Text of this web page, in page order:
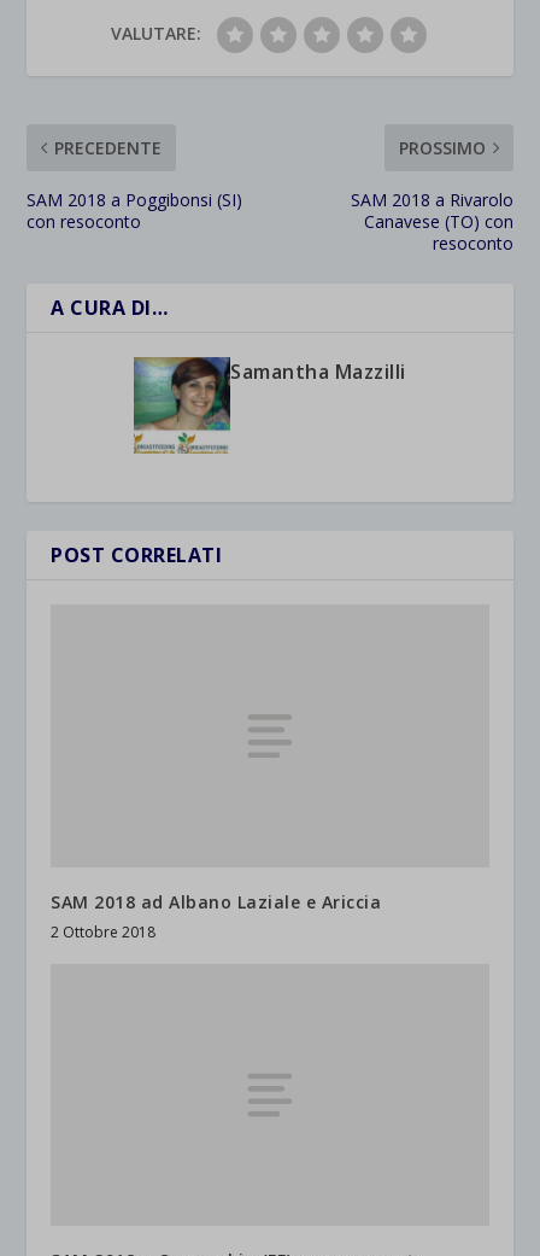
VALUTARE:
PRECEDENTE
SAM 2018 a Poggibonsi (SI)
con resoconto
PROSSIMO
SAM 2018 a Rivarolo
Canavese (TO) con
resoconto
A CURA DI…
Samantha Mazzilli
POST CORRELATI
SAM 2018 ad Albano Laziale e Ariccia
2 Ottobre 2018